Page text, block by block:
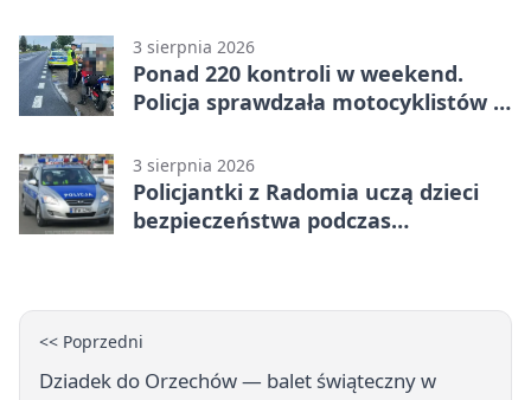
3 sierpnia 2026
Ponad 220 kontroli w weekend.
Policja sprawdzała motocyklistów w
3 sierpnia 2026
Policjantki z Radomia uczą dzieci
bezpieczeństwa podczas
<< Poprzedni
Dziadek do Orzechów — balet świąteczny w